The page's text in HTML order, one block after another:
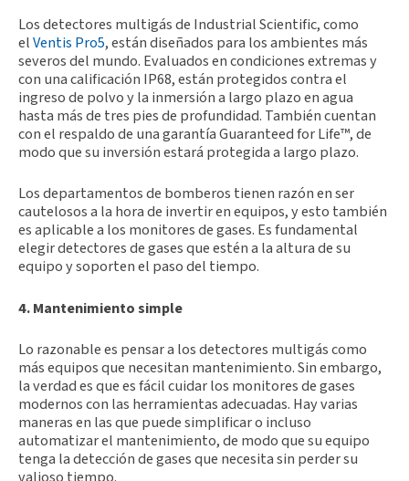
Los detectores multigás de Industrial Scientific, como
elVentis Pro5, están diseñados para los ambientes más
severos del mundo. Evaluados en condiciones extremas y
con una calificación IP68, están protegidos contra el
ingreso de polvo y la inmersión a largo plazo en agua
hasta más de tres pies de profundidad. También cuentan
con el respaldo de una garantía Guaranteed for Life™, de
modo que su inversión estará protegida a largo plazo.
Los departamentos de bomberos tienen razón en ser
cautelosos a la hora de invertir en equipos, y esto también
es aplicable a los monitores de gases. Es fundamental
elegir detectores de gases que estén a la altura de su
equipo y soporten el paso del tiempo.
4. Mantenimiento simple
Lo razonable es pensar a los detectores multigás como
más equipos que necesitan mantenimiento. Sin embargo,
la verdad es que es fácil cuidar los monitores de gases
modernos con las herramientas adecuadas. Hay varias
maneras en las que puede simplificar o incluso
automatizar el mantenimiento, de modo que su equipo
tenga la detección de gases que necesita sin perder su
valioso tiempo.